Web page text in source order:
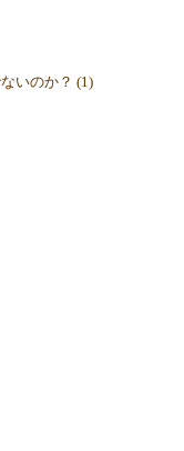
いのか？ (1)